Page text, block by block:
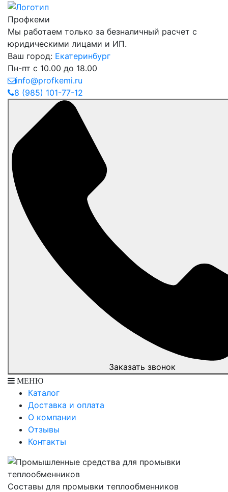
Профкеми
Мы работаем только за безналичный расчет с
юридическими лицами и ИП.
Ваш город: Екатеринбург
Пн-пт с 10.00 до 18.00
info@profkemi.ru
8 (985) 101-77-12
Заказать звонок
МЕНЮ
Каталог
Доставка и оплата
О компании
Отзывы
Контакты
Составы для промывки теплообменников